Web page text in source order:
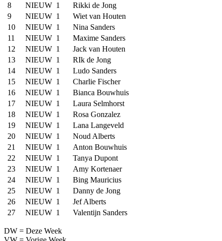
8
NIEUW 1
Rikki de Jong
9
NIEUW 1
Wiet van Houten
10
NIEUW 1
Nina Sanders
11
NIEUW 1
Maxime Sanders
12
NIEUW 1
Jack van Houten
13
NIEUW 1
RIk de Jong
14
NIEUW 1
Ludo Sanders
15
NIEUW 1
Charlie Fischer
16
NIEUW 1
Bianca Bouwhuis
17
NIEUW 1
Laura Selmhorst
18
NIEUW 1
Rosa Gonzalez
19
NIEUW 1
Lana Langeveld
20
NIEUW 1
Noud Alberts
21
NIEUW 1
Anton Bouwhuis
22
NIEUW 1
Tanya Dupont
23
NIEUW 1
Amy Kortenaer
24
NIEUW 1
Bing Mauricius
25
NIEUW 1
Danny de Jong
26
NIEUW 1
Jef Alberts
27
NIEUW 1 Valentijn Sanders
DW = Deze Week